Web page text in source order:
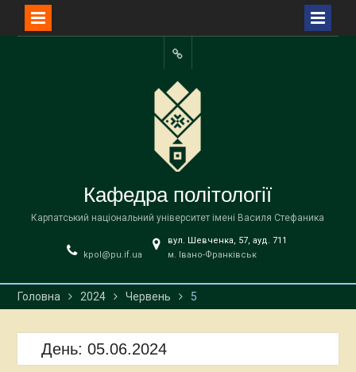
Facebook
Кафедра політології
Карпатський національний університет імені Василя Стефаника
kpol@pu.if.ua
вул. Шевченка, 57, ауд. 711
м. Івано-Франківськ
Головна 2024 Червень 5
День: 05.06.2024